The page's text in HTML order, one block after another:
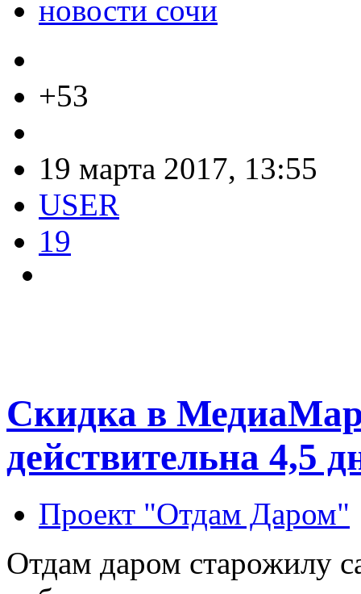
новости сочи
+53
19 марта 2017, 13:55
USER
19
Скидка в
действительна 4,5
Проект "Отдам Даром"
Отдам даром старожилу